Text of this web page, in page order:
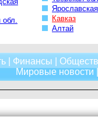
обл.
Кавказ
Алтай
| Финансы
Мировые новости